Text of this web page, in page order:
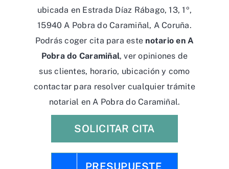
ubicada en Estrada Díaz Rábago, 13, 1º,
15940 A Pobra do Caramiñal, A Coruña.
Podrás coger cita para este notario en A
Pobra do Caramiñal, ver opiniones de
sus clientes, horario, ubicación y como
contactar para resolver cualquier trámite
notarial en A Pobra do Caramiñal.
SOLICITAR CITA
PRESUPUESTE